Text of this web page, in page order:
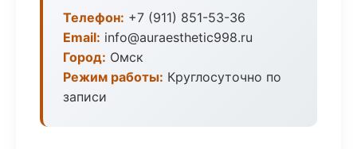
Телефон: +7 (911) 851-53-36
Email: info@auraesthetic998.ru
Город: Омск
Режим работы: Круглосуточно по
записи